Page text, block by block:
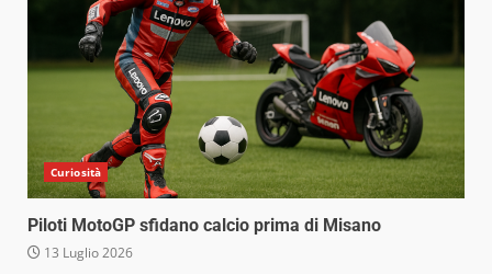
Curiosità
Piloti MotoGP sfidano calcio prima di Misano
13 Luglio 2026